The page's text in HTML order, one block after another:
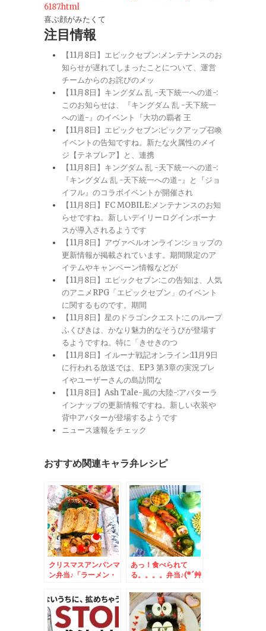
6187.html
喜ぶ顔がみたくて
注目情報
【11月8日】エピックセブン:メンテナンスのお
知らせが遅れてしまったことについて、運営
チームからのお詫びのメッ
【11月8日】キングダム 乱 -天下統一への道-:
このお知らせは、『キングダム 乱 -天下統一
への道-』のイベント『大功の覇者 王
【11月8日】エピックセブン:ピックアップ召喚
イベントの告知ですね。新たな火属性のメイ
ジ【テネブレア】と、連携
【11月8日】キングダム 乱 -天下統一への道-:
『キングダム 乱 -天下統一への道-』と『ジョ
イフル』のコラボイベントが開催され
【11月8日】FC MOBILE:メンテナンスのお知
らせですね。新しいデイリーログインボーナ
スが導入されるようです
【11月8日】アヴァベルオンライン:ショップの
更新情報が掲載されています。期間限定のア
イテムやキャンペーン情報などが
【11月8日】エピックセブン:この告知は、人気
のアニメRPG「エピックセブン」のイベント
に関するものです。期間
【11月8日】星のドラゴンクエスト:このループ
ふくびきは、かなり魅力的なそうびが登場す
るようですね。特に「きせきのつ
【11月8日】イルーナ戦記オンライン:11月9日
に行われる放送では、EP3 第3章の実況プレ
イやユーザーさんの島訪問な
【11月8日】Ash Tale-風の大陸-:アバターラ
インナップの更新情報ですね。新しい衣装や
背中アバターが登場するようです
ニュース速報をチェック
おすすめ関連キャラ弁レシピ
クリスマスアンパンマ
ン弁当♪「ラーメン・
のテイクアウト♪私の
お勧めはこちら☆
あっ！食べられて
る。。。。弁当♪(*´艸
「食事処 三平」さん
の「八宝菜」テイクア
ウトもできます＾＾3
月から５０円値上げさ